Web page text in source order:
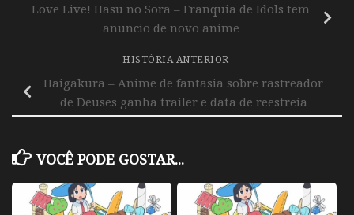
Love Live! Hasu no Sora – Franquia de Idols tem
anuncio de novo anime
HISTÓRIA ANTERIOR
Haigakura – Anime de fantasia sobre rastreador
de Deuses ganha trailer e data de reestreia
VOCÊ PODE GOSTAR...